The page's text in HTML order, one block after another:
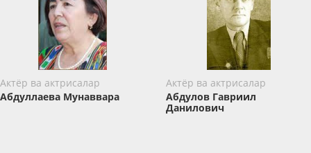
Актёр ва актрисалар
Абдуллаева Мунаввара
Актёр ва актрисалар
Абдулов Гавриил
Данилович